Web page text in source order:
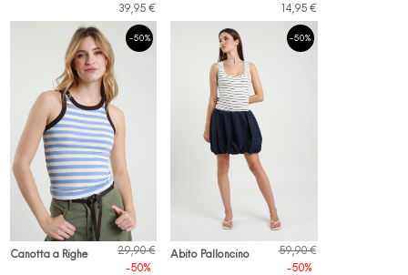
39,95 €
14,95 €
-50%
Canotta a Righe
29,90 €
-50%
-50%
Abito Palloncino
59,90 €
-50%